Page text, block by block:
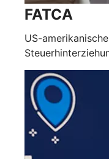
FATCA
US-